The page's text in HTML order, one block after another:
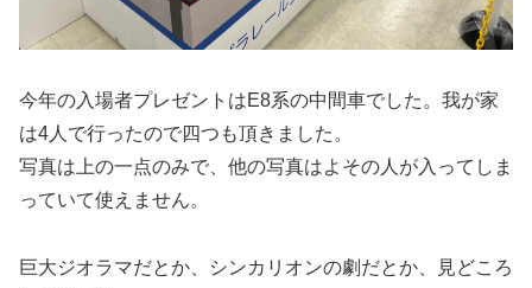
今年の入場者プレゼントはE8系の中間車でした。我が家
は4人で行ったので四つも頂きました。
写真は上の一点のみで、他の写真はよその人が入ってしま
っていて使えません。
巨大ジオラマだとか、シンカリオンの劇だとか、見どころ